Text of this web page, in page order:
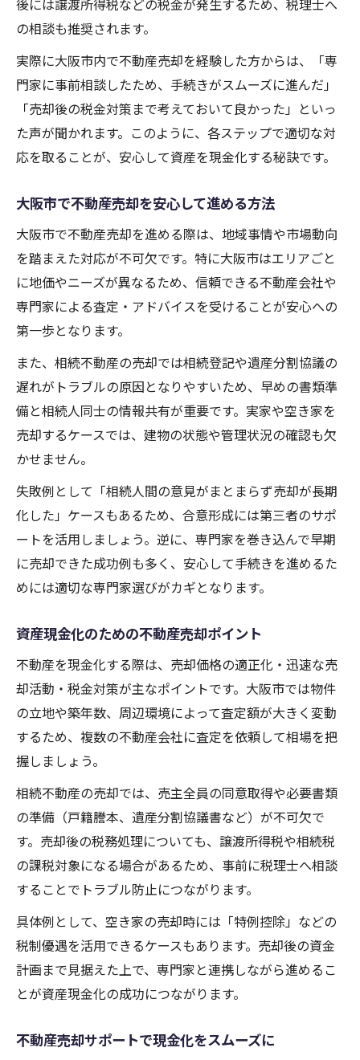
後には譲渡所得税などの税金が発生するため、税理士へ
の相談も推奨されます。
実際に大阪市内で不動産売却を経験した方からは、「専
門家に事前相談したため、手続きがスムーズに進んだ」
「売却後の税金対策まで考えておいて良かった」といっ
た声が聞かれます。このように、各ステップで適切な対
応を取ることが、安心して資産を現金化する秘訣です。
大阪市で不動産売却を安心して進める方法
大阪市で不動産売却を進める際は、地域事情や市場動向
を踏まえた対応が不可欠です。特に大阪市はエリアごと
に地価やニーズが異なるため、信頼できる不動産会社や
専門家による査定・アドバイスを受けることが安心への
第一歩となります。
また、相続不動産の売却では相続登記や遺産分割協議の
遅れがトラブルの原因となりやすいため、早めの書類準
備と相続人同士の情報共有が重要です。実家や空き家を
売却するケースでは、建物の状態や管理状況の確認も欠
かせません。
失敗例として「相続人間の意見がまとまらず売却が長期
化した」ケースもあるため、合意形成には第三者のサポ
ートを活用しましょう。逆に、専門家を巻き込んで早期
に売却できた成功例も多く、安心して手続きを進めるた
めには適切な専門家選びがカギとなります。
資産現金化のための不動産売却ポイント
不動産を現金化する際は、売却価格の適正化・迅速な売
却活動・税金対策が主なポイントです。大阪市では物件
の立地や築年数、周辺環境によって査定額が大きく変動
するため、複数の不動産会社に査定を依頼して相場を把
握しましょう。
相続不動産の売却では、売主全員の同意取得や必要書類
の準備（戸籍謄本、遺産分割協議書など）が不可欠で
す。売却後の税務処理についても、譲渡所得税や相続税
の課税対象になる場合があるため、事前に税理士へ相談
することでトラブル防止につながります。
具体例として、空き家の売却時には「特例控除」などの
税制優遇を活用できるケースもあります。売却後の資金
計画まで見据えた上で、専門家と連携しながら進めるこ
とが資産現金化の成功につながります。
不動産売却サポートで現金化をスムーズに